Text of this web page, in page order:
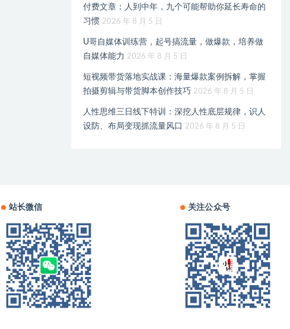
付费文章：人到中年，九个可能帮助你延长寿命的
习惯 2026 年 8 月 5 日
U哥自媒体训练营，起号搞流量，做爆款，培养做
自媒体能力 2026 年 8 月 5 日
短视频带货落地实战课：海量爆款案例拆解，掌握
拍摄剪辑与带货脚本创作技巧 2026 年 8 月 5 日
人性思维三日线下特训：深挖人性底层规律，识人
设防、布局变现抓流量风口
2026 年 8 月 5 日
站长微信 关注公众号